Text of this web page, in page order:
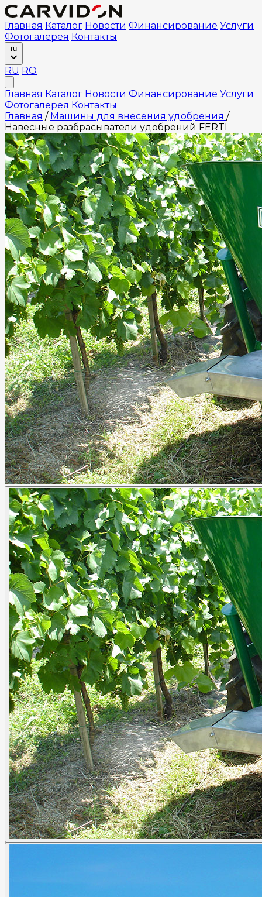
Главная Каталог Новости Финансирование Услуги
Фотогалерея Контакты
ru
RU RO
Главная Каталог Новости Финансирование Услуги
Фотогалерея Контакты
Главная / Машины для внесения удобрения /
Навесные разбрасыватели удобрений FERTI